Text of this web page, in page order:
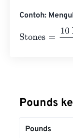
Contoh:
Stones
10
Pounds
Pounds